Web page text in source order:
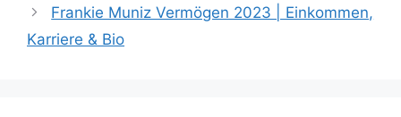
Frankie Muniz Vermögen 2023 | Einkommen,
Karriere & Bio